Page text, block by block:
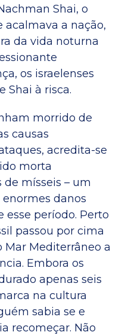
Shai, o
acalmava a nação,
da vida noturna
os israelenses
Shai à risca.
morrido de
causas
acredita-se
morta
mísseis – um
danos
esse período. Perto
passou por cima
Mar Mediterrâneo a
Embora os
apenas seis
na cultura
sabia se e
recomeçar. Não